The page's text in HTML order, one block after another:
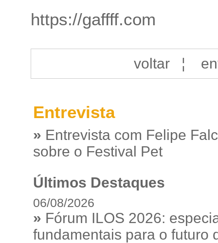
https://gaffff.com
voltar¦
Entrevista
» Entrevista com Felipe
sobre o Festival Pet
Últimos Destaques
06/08/2026
» Fórum ILOS 2026:
fundamentais para o futuro